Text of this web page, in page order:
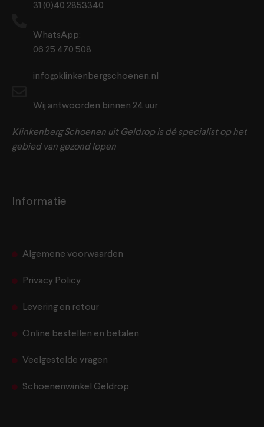
31 (0)40 2853340
WhatsApp:
06 25 470 508
info@klinkenbergschoenen.nl
Wij antwoorden binnen 24 uur
Klinkenberg Schoenen uit Geldrop is dé specialist op het
gebied van gezond lopen
Informatie
Algemene voorwaarden
Privacy Policy
Levering en retour
Online bestellen en betalen
Veelgestelde vragen
Schoenenwinkel Geldrop